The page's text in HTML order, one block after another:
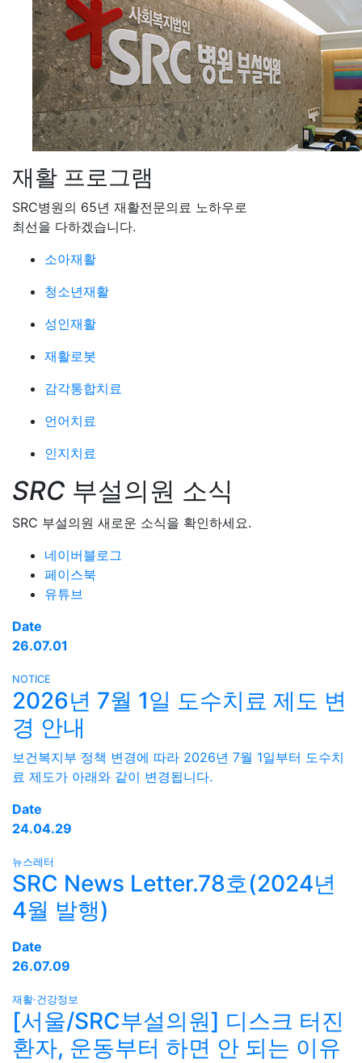
재활 프로그램
SRC병원의 65년 재활전문의료 노하우로
최선을 다하겠습니다.
소아재활
청소년재활
성인재활
재활로봇
감각통합치료
언어치료
인지치료
SRC 부설의원 소식
SRC 부설의원 새로운 소식을 확인하세요.
네이버블로그
페이스북
유튜브
Date
26.07.01
NOTICE
2026년 7월 1일 도수치료 제도 변
경 안내
보건복지부 정책 변경에 따라 2026년 7월 1일부터 도수치
료 제도가 아래와 같이 변경됩니다.
Date
24.04.29
뉴스레터
SRC News Letter.78호(2024년
4월 발행)
Date
26.07.09
재활·건강정보
[서울/SRC부설의원] 디스크 터진
환자, 운동부터 하면 안 되는 이유